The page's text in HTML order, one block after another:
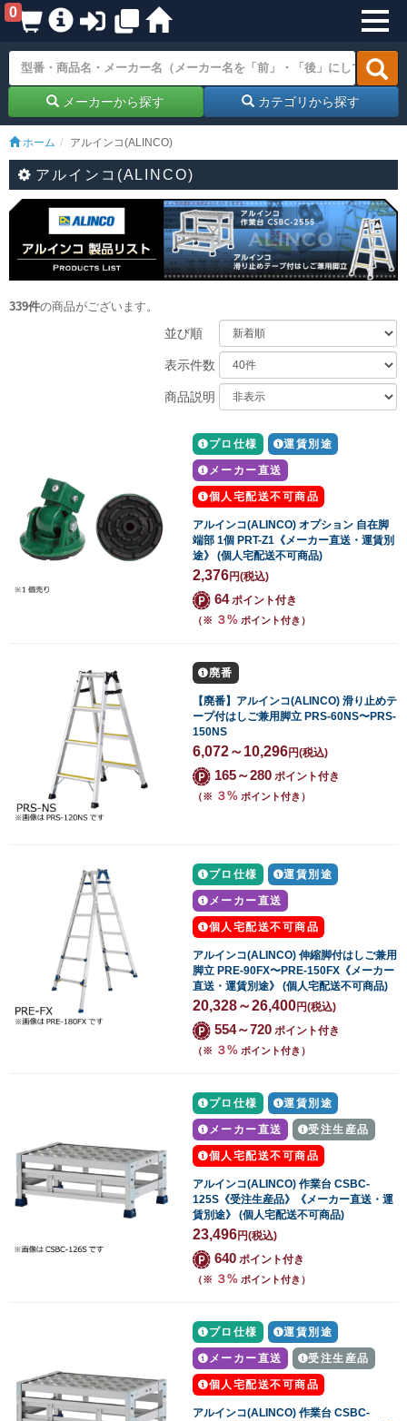
0
メーカーから探す カテゴリから探す
ホーム アルインコ(ALINCO)
アルインコ(ALINCO)
339件の商品がございます。
並び順
表示件数
商品説明
プロ仕様 運賃別途
メーカー直送
個人宅配送不可商品
アルインコ(ALINCO) オプション 自在脚
端部 1個 PRT-Z1《メーカー直送・運賃別
途》 (個人宅配送不可商品)
2,376円(税込)
64ポイント付き
（※ ３% ポイント付き）
廃番
【廃番】アルインコ(ALINCO) 滑り止めテ
ープ付はしご兼用脚立 PRS-60NS〜PRS-
150NS
6,072～10,296円(税込)
165～280 ポイント付き
（※ ３% ポイント付き）
プロ仕様 運賃別途
メーカー直送
個人宅配送不可商品
アルインコ(ALINCO) 伸縮脚付はしご兼用
脚立 PRE-90FX〜PRE-150FX《メーカー
直送・運賃別途》 (個人宅配送不可商品)
20,328～26,400円(税込)
554～720 ポイント付き
（※ ３% ポイント付き）
プロ仕様 運賃別途
メーカー直送 受注生産品
個人宅配送不可商品
アルインコ(ALINCO) 作業台 CSBC-
125S《受注生産品》《メーカー直送・運
賃別途》 (個人宅配送不可商品)
23,496円(税込)
640 ポイント付き
（※ ３% ポイント付き）
プロ仕様 運賃別途
メーカー直送 受注生産品
個人宅配送不可商品
アルインコ(ALINCO) 作業台 CSBC-